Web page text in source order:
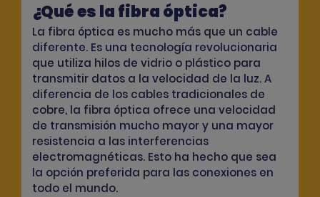
¿Qué es la fibra óptica?
La fibra óptica es mucho más que un cable
diferente. Es una tecnología revolucionaria
que utiliza hilos de vidrio o plástico para
transmitir datos a la velocidad de la luz. A
diferencia de los cables tradicionales de
cobre, la fibra óptica ofrece una velocidad
de transmisión mucho mayor y una mayor
resistencia a las interferencias
electromagnéticas. Esto ha hecho que sea
la opción preferida para las conexiones en
todo el mundo.